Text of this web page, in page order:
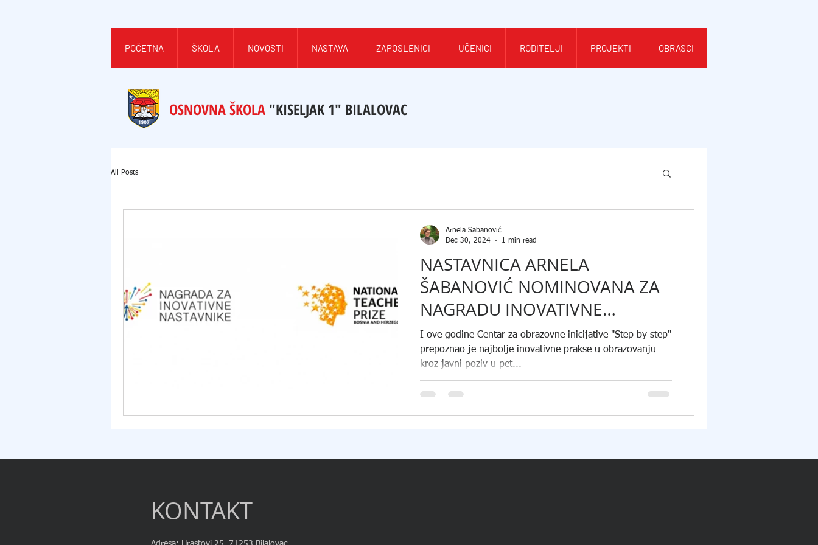
POČETNA ŠKOLA NOVOSTI NASTAVA ZAPOSLENICI UČENICI RODITELJI PROJEKTI OBRASCI
OSNOVNA ŠKOLA "KISELJAK 1" BILALOVAC
All Posts
NASTAVNICA ARNELA
ŠABANOVIĆ NOMINOVANA ZA
NAGRADU INOVATIVNE
PREDMETNE NASTAVNICE U
OSNOVNIM ŠKOLAMA - NIN
2024.
I ove godine Centar za obrazovne inicijative "Step by step"
prepoznao je najbolje inovativne prakse u obrazovanju
kroz javni poziv u pet...
Arnela Šabanović
Dec 30, 2024
1 min read
KONTAKT